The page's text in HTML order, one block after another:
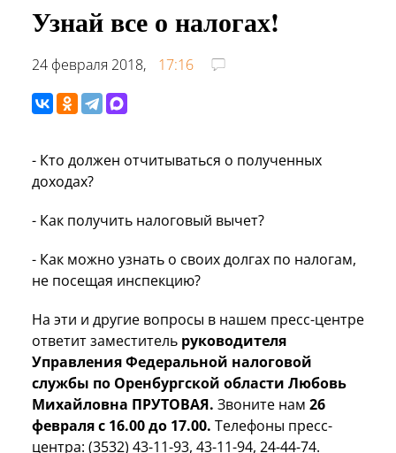
Узнай все о налогах!
24 февраля 2018, 17:16
- Кто должен отчитываться о полученных
доходах?
- Как получить налоговый вычет?
- Как можно узнать о своих долгах по налогам,
не посещая инспекцию?
На эти и другие вопросы в нашем пресс-центре
ответит заместитель руководителя
Управления Федеральной налоговой
службы по Оренбургской области Любовь
Михайловна ПРУТОВАЯ. Звоните нам 26
февраля с 16.00 до 17.00. Телефоны пресс-
центра: (3532) 43-11-93, 43-11-94, 24-44-74.